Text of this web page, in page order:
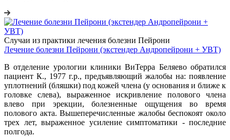
Случаи из практики лечения болезни Пейрони
Лечение болезни Пейрони (экстендер Андропейрони + УВТ)
В отделение урологии клиники ВиТерра Беляево обратился
пациент К., 1977 г.р., предъявляющий жалобы на: появление
уплотнений (бляшки) под кожей члена (у основания и ближе к
головке слева), выраженное искривление полового члена
влево при эрекции, болезненные ощущения во время
полового акта. Вышеперечисленные жалобы беспокоят около
трех лет, выраженное усиление симптоматики - последние
полгода.